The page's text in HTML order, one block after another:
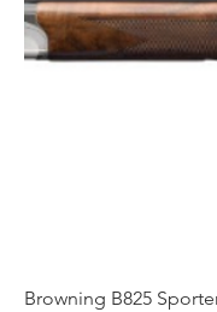
Browning B825